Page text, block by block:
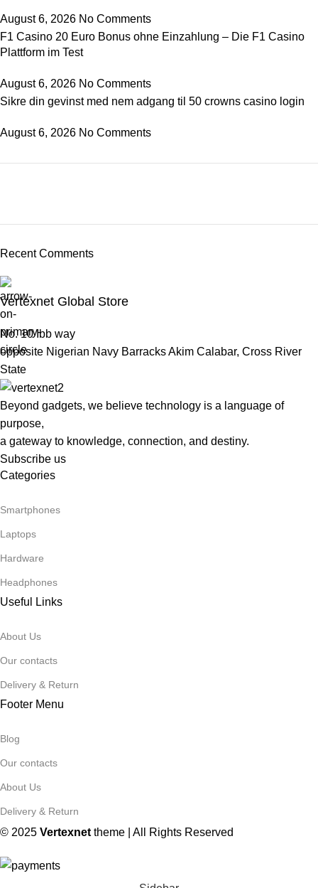
August 6, 2026 No Comments
F1 Casino 20 Euro Bonus ohne Einzahlung – Die F1 Casino
Plattform im Test
August 6, 2026 No Comments
Sikre din gevinst med nem adgang til 50 crowns casino login
August 6, 2026 No Comments
HP Envy 34
Recent Comments
Vertexnet Global Store
No. 10 Ibb way
opposite Nigerian Navy Barracks Akim Calabar, Cross River
State
Beyond gadgets, we believe technology is a language of
purpose,
a gateway to knowledge, connection, and destiny.
Subscribe us
Categories
Smartphones
Laptops
Hardware
Headphones
Useful Links
About Us
Our contacts
Delivery & Return
Footer Menu
Blog
Our contacts
About Us
Delivery & Return
© 2025 Vertexnet theme | All Rights Reserved